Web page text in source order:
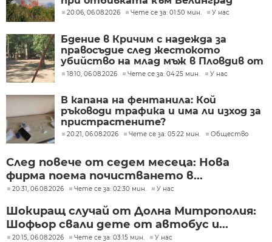
20:06, 06.08.2026 Чете се за: 01:50 мин. У нас
Бдение в Кричим с надежда за
правосъдие след жестокото
убийство на млад мъж в Пловдив от
тийнейджъри
18:10, 06.08.2026 Чете се за: 04:25 мин. У нас
В капана на фентанила: Кой
ръководи трафика и има ли изход за
пристрастените?
20:21, 06.08.2026 Чете се за: 05:22 мин. Общество
След повече от седем месеца: Нова
фирма поема почистването в...
20:31, 06.08.2026 Чете се за: 02:30 мин. У нас
Шокиращ случай от Долна Митрополия:
Шофьор свали дете от автобус и...
20:15, 06.08.2026 Чете се за: 03:15 мин. У нас